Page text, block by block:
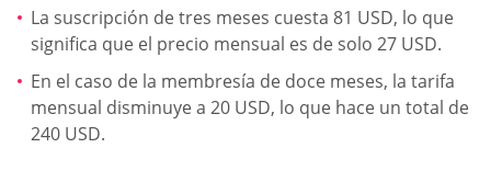
La suscripción de tres meses cuesta 81 USD, lo que
significa que el precio mensual es de solo 27 USD.
En el caso de la membresía de doce meses, la tarifa
mensual disminuye a 20 USD, lo que hace un total de
240 USD.